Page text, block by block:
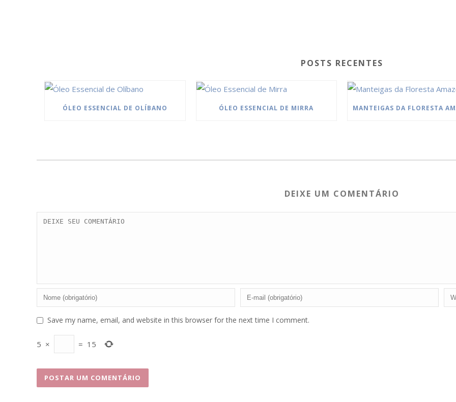
POSTS RECENTES
ÓLEO ESSENCIAL DE OLÍBANO ÓLEO ESSENCIAL DE MIRRA
DEIXE UM COMENTÁRIO
Save my name, email, and website in this browser for the next time I comment.
5 × = 15